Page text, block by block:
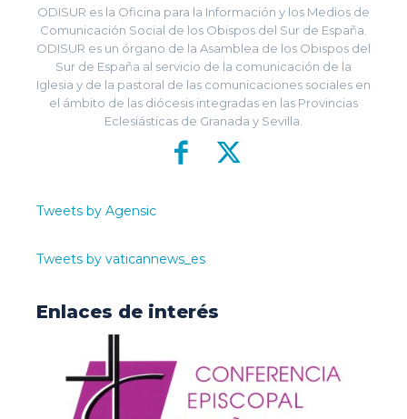
ODISUR es la Oficina para la Información y los Medios de
Comunicación Social de los Obispos del Sur de España.
ODISUR es un órgano de la Asamblea de los Obispos del
Sur de España al servicio de la comunicación de la
Iglesia y de la pastoral de las comunicaciones sociales en
el ámbito de las diócesis integradas en las Provincias
Eclesiásticas de Granada y Sevilla.
Tweets by Agensic
Tweets by vaticannews_es
Enlaces de interés